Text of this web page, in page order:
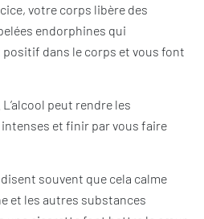
votre corps libère des
endorphines qui
dans le corps et vous font
L’alcool peut rendre les
et finir par vous faire
souvent que cela calme
et les autres substances